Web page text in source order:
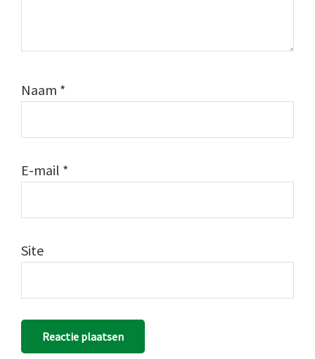
Naam *
E-mail *
Site